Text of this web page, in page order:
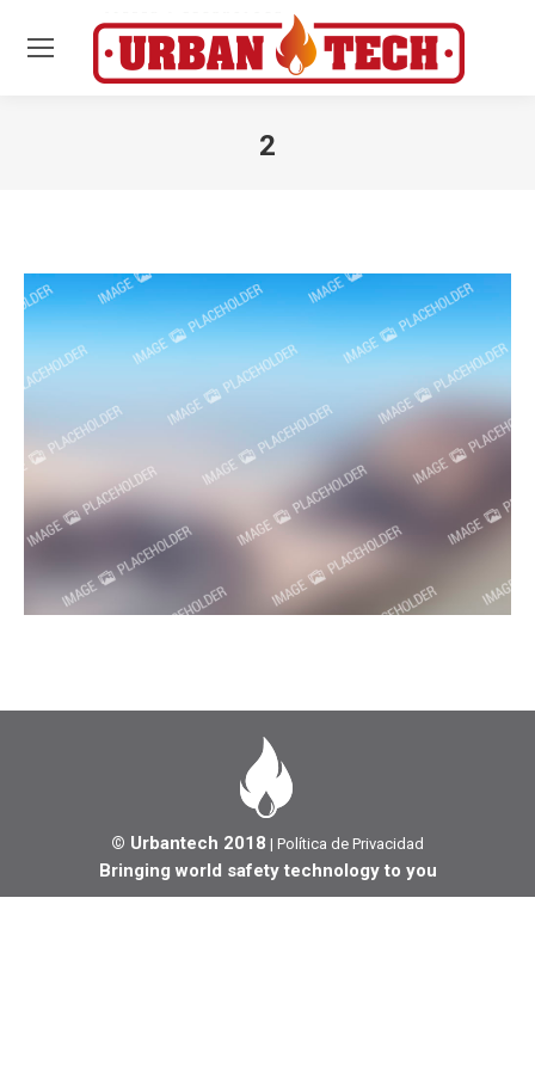
2
© Urbantech 2018 | Política de Privacidad
Bringing world safety technology to you